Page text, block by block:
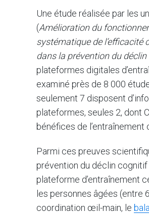
Une étude réalisée par les
(Amélioration du
systématique de
dans la prévention du
plateformes digitales
examiné près de 8 000
seulement 7 disposent
plateformes, seules 2, dont
bénéfices de l’entraînement
Parmi ces preuves
prévention du déclin
plateforme d’entraînement
les personnes âgées (entre
coordination œil-main, le